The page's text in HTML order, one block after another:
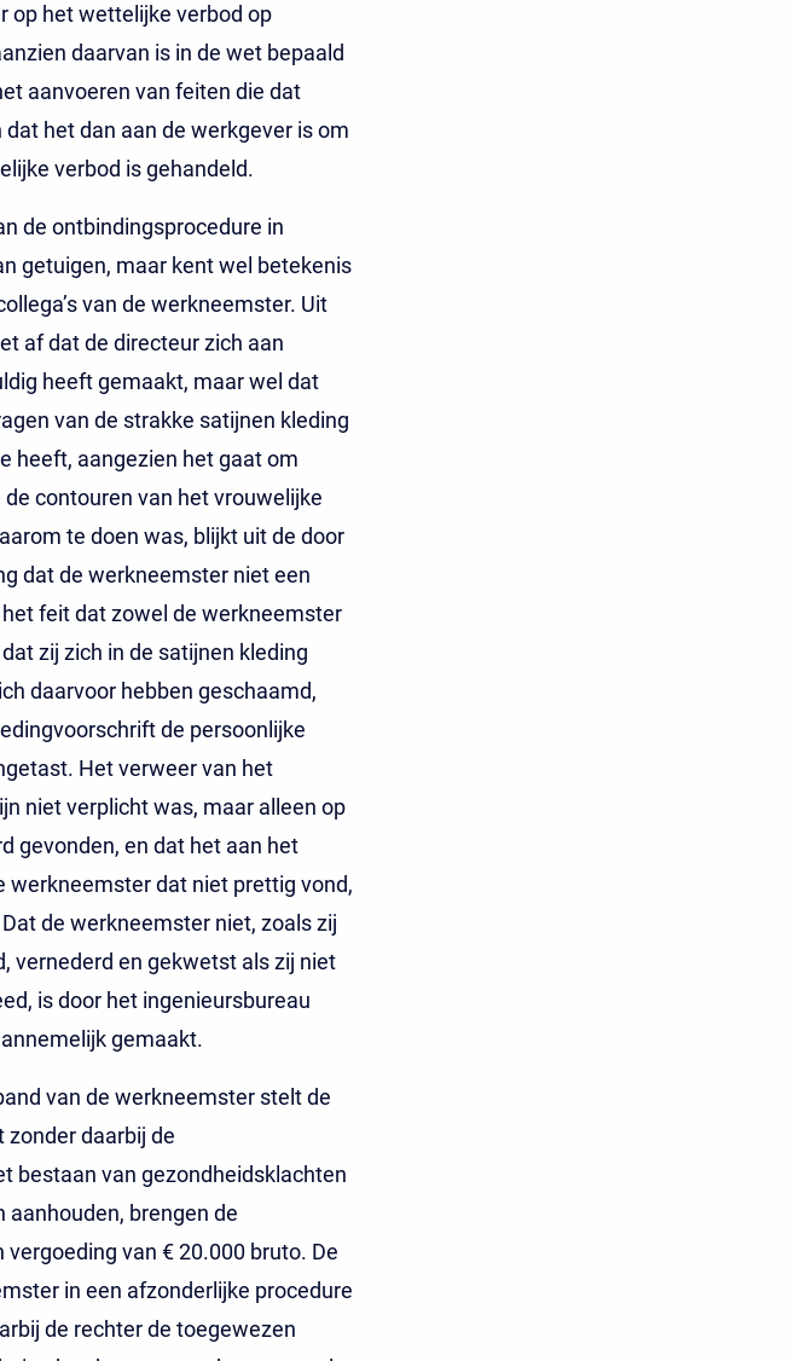
op het wettelijke verbod op
daarvan is in de wet bepaald
aanvoeren van feiten die dat
het dan aan de werkgever is om
verbod is gehandeld.
de ontbindingsprocedure in
getuigen, maar kent wel betekenis
van de werkneemster. Uit
af dat de directeur zich aan
heeft gemaakt, maar wel dat
van de strakke satijnen kleding
heeft, aangezien het gaat om
contouren van het vrouwelijke
te doen was, blijkt uit de door
dat de werkneemster niet een
feit dat zowel de werkneemster
zij zich in de satijnen kleding
daarvoor hebben geschaamd,
de persoonlijke
Het verweer van het
niet verplicht was, maar alleen op
gevonden, en dat het aan het
werkneemster dat niet prettig vond,
de werkneemster niet, zoals zij
vernederd en gekwetst als zij niet
is door het ingenieursbureau
gemaakt.
van de werkneemster stelt de
daarbij de
bestaan van gezondheidsklachten
brengen de
van € 20.000 bruto. De
in een afzonderlijke procedure
de rechter de toegewezen